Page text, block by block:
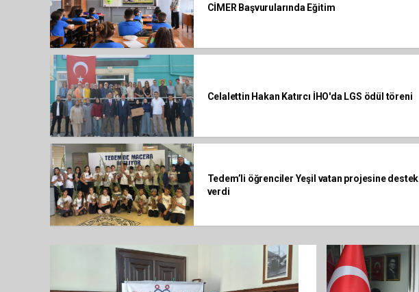
CİMER Başvurularında Eğitim
Celalettin Hakan Katırcı İHO'da LGS ödül töreni
Tedem’li öğrenciler Yeşil vatan projesine destek
verdi